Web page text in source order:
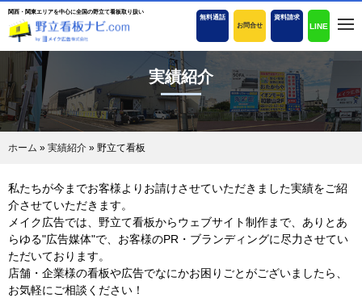
関西・関東エリアを中心に全国の野立て看板取り扱い
無料通話
お問合せ
資料請求
LINE
実績紹介
ホーム » 実績紹介 » 野立て看板
私たちが今までお客様よりお請けさせていただきました実績をご紹
介させていただきます。
メイク広告では、野立て看板からウェブサイト制作まで、ありとあ
らゆる"広告媒体"で、お客様のPR・ブランディングに尽力させてい
ただいております。
店舗・企業様の看板や広告でなにかお困りごとがございましたら、
お気軽にご相談ください！